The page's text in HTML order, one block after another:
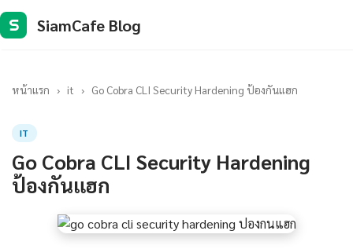
S SiamCafe Blog
หน้าแรก › it › Go Cobra CLI Security Hardening ป้องกันแฮก
IT
Go Cobra CLI Security Hardening
ป้องกันแฮก